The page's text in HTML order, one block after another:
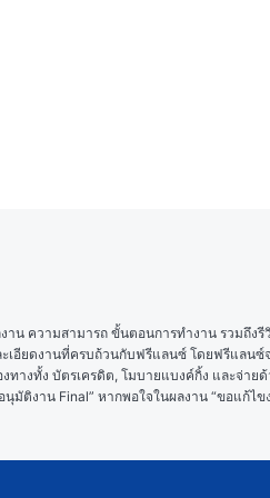
น ความสามารถ ขั้นตอนการทำงาน รวมถึงรี
เอียดงานที่ครบถ้วนกับฟรีแลนซ์ โดยฟรีแลน
ทางทั้ง บัตรเครดิต, โมบายแบงค์กิ้ง และจ่า
มัติงาน Final” หากพอใจในผลงาน “ขอแก้ไ